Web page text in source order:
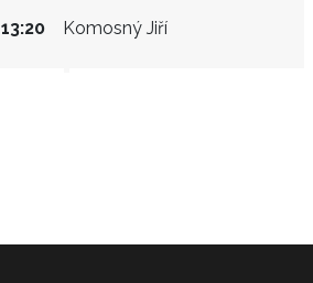
Komosný Jiří
13:20